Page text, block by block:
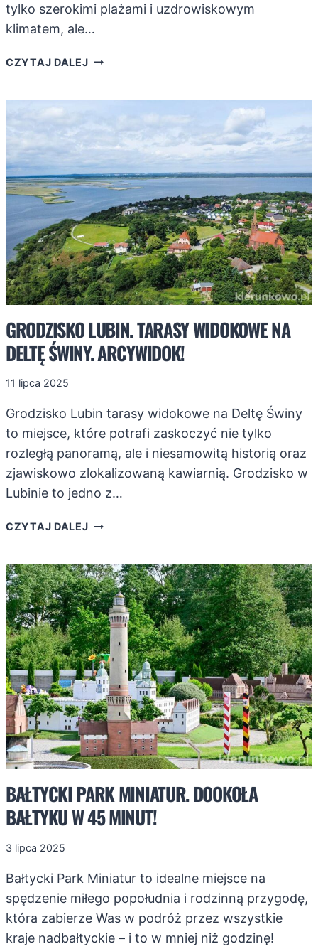
tylko szerokimi plażami i uzdrowiskowym
klimatem, ale…
CZYTAJ DALEJŚWINOUJŚCIE.
ZACHODNIEGO
GRODZISKO LUBIN. TARASY WIDOKOWE NA
DELTĘ ŚWINY. ARCYWIDOK!
11 lipca 2025
Grodzisko Lubin tarasy widokowe na Deltę Świny
to miejsce, które potrafi zaskoczyć nie tylko
rozległą panoramą, ale i niesamowitą historią oraz
zjawiskowo zlokalizowaną kawiarnią. Grodzisko w
Lubinie to jedno z…
CZYTAJ DALEJGRODZISKO
WIDOKOWE
NA
DELTĘ
ŚWINY.
ARCYWIDOK!
BAŁTYCKI PARK MINIATUR. DOOKOŁA
BAŁTYKU W 45 MINUT!
3 lipca 2025
Bałtycki Park Miniatur to idealne miejsce na
spędzenie miłego popołudnia i rodzinną przygodę,
która zabierze Was w podróż przez wszystkie
kraje nadbałtyckie – i to w mniej niż godzinę!